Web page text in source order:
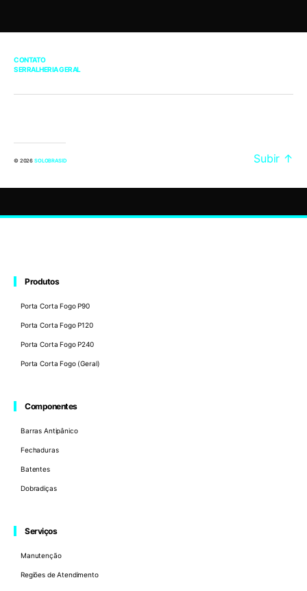
CONTATO
SERRALHERIA GERAL
© 2026 SOLOBRASID Subir ↑
Produtos
Porta Corta Fogo P90
Porta Corta Fogo P120
Porta Corta Fogo P240
Porta Corta Fogo (Geral)
Componentes
Barras Antipânico
Fechaduras
Batentes
Dobradiças
Serviços
Manutenção
Regiões de Atendimento